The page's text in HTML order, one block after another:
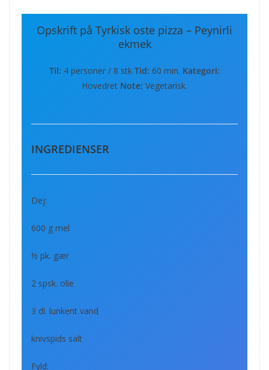
Opskrift på Tyrkisk oste pizza – Peynirli
ekmek
Til: 4 personer / 8 stk Tid: 60 min. Kategori:
Hovedret Note: Vegetarisk.
INGREDIENSER
Dej:
600 g mel
½ pk. gær
2 spsk. olie
3 dl. lunkent vand
knivspids salt
Fyld: